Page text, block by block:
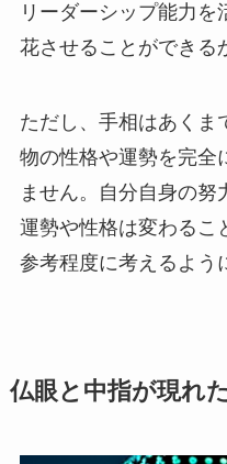
リーダーシップ能力を
花させることができる
ただし、手相はあくま
物の性格や運勢を完全
ません。自分自身の努
運勢や性格は変わるこ
参考程度に考えるよう
仏眼と中指が現れ